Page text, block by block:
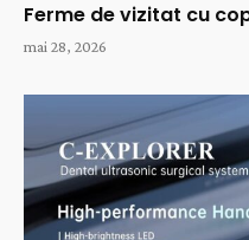
Ferme de vizitat cu
mai 28, 2026